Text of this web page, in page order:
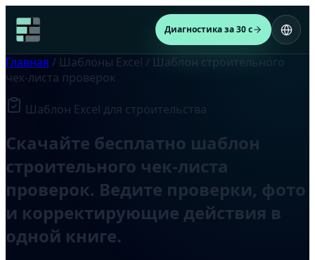
Диагностика за 30 с
Главная / Шаблоны Excel / Шаблон строительного
чек-листа проверок
Шаблон Excel для строительства
Скачайте бесплатно шаблон
строительного чек-листа
проверок. Ведите проверки, фото
и корректирующие действия в
одной книге.